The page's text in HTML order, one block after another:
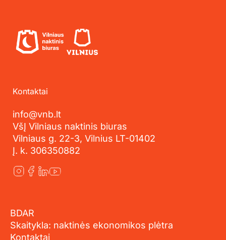
Kontaktai
info@vnb.lt
VšĮ Vilniaus naktinis biuras
Vilniaus g. 22-3, Vilnius LT-01402
Į. k. 306350882
BDAR
Skaitykla: naktinės ekonomikos plėtra
Kontaktai